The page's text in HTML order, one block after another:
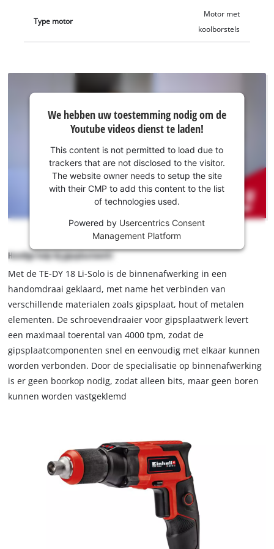
Type motor
Motor met
koolborstels
nodig om de
Youtube
dienst te
laden!
content
not
permitted
to
load
due
to
that
are
not
disclosed
to
We hebben uw toestemming nodig om de
Youtube videos dienst te laden!
This content is not permitted to load due to
trackers that are not disclosed to the visitor.
The website owner needs to setup the site
with their CMP to add this content to the list
of technologies used.
Powered by Usercentrics Consent
Management Platform
Handige hulp bij gipsplaatwerk!
Met de TE-DY 18 Li-Solo is de binnenafwerking in een
handomdraai geklaard, met name het verbinden van
verschillende materialen zoals gipsplaat, hout of metalen
elementen. De schroevendraaier voor gipsplaatwerk levert
een maximaal toerental van 4000 tpm, zodat de
gipsplaatcomponenten snel en eenvoudig met elkaar kunnen
worden verbonden. Door de specialisatie op binnenafwerking
is er geen boorkop nodig, zodat alleen bits, maar geen boren
kunnen worden vastgeklemd